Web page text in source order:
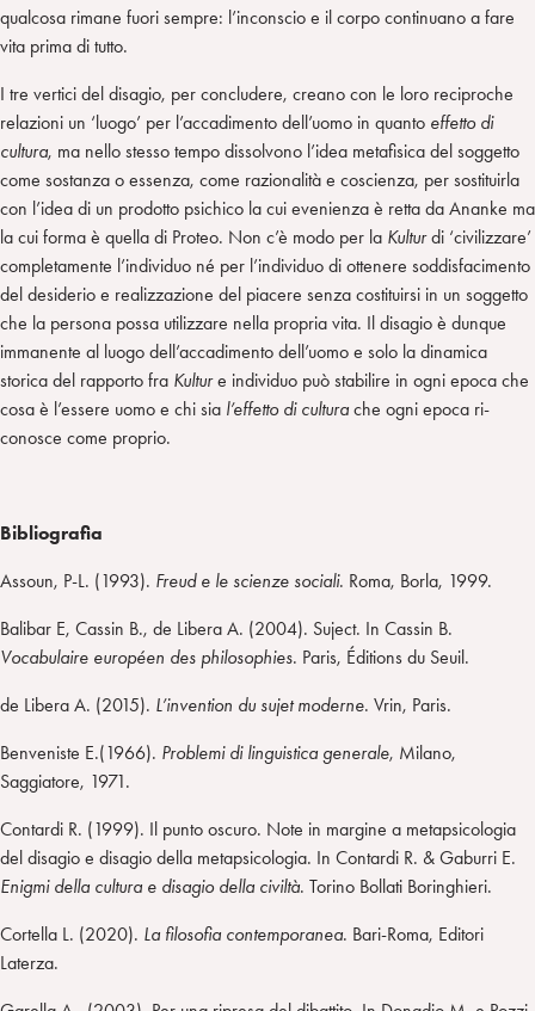
qualcosa rimane fuori sempre: l’inconscio e il corpo continuano a fare
vita prima di tutto.
I tre vertici del disagio, per concludere, creano con le loro reciproche
relazioni un ‘luogo’ per l’accadimento dell’uomo in quanto effetto di
cultura, ma nello stesso tempo dissolvono l’idea metafisica del soggetto
come sostanza o essenza, come razionalità e coscienza, per sostituirla
con l’idea di un prodotto psichico la cui evenienza è retta da Ananke ma
la cui forma è quella di Proteo. Non c’è modo per la Kulturdi ‘civilizzare’
completamente l’individuo né per l’individuo di ottenere soddisfacimento
del desiderio e realizzazione del piacere senza costituirsi in un soggetto
che la persona possa utilizzare nella propria vita. Il disagio è dunque
immanente al luogo dell’accadimento dell’uomo e solo la dinamica
storica del rapporto fra Kulture individuo può stabilire in ogni epoca che
cosa è l’essere uomo e chi sia l’effetto di culturache ogni epoca ri-
conosce come proprio.
Bibliografia
Assoun, P-L. (1993). Freud e le scienze sociali. Roma, Borla, 1999.
Balibar E, Cassin B., de Libera A. (2004). Suject. In Cassin B.
Vocabulaire européen des philosophies. Paris, Éditions du Seuil.
de Libera A. (2015). L’invention du sujet moderne. Vrin, Paris.
Benveniste E.(1966). Problemi di linguistica generale, Milano,
Saggiatore, 1971.
Contardi R. (1999). Il punto oscuro. Note in margine a metapsicologia
del disagio e disagio della metapsicologia. In Contardi R. & Gaburri E.
Enigmi della cultura e disagio della civiltà. Torino Bollati Boringhieri.
Cortella L. (2020). La filosofia contemporanea. Bari-Roma, Editori
Laterza.